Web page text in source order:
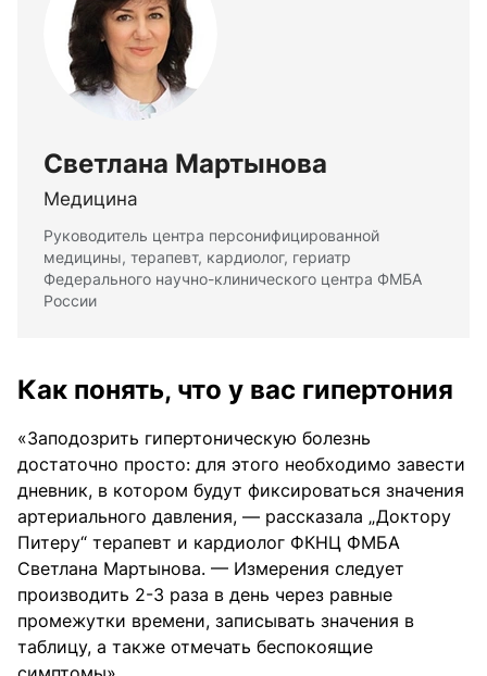
Светлана Мартынова
Медицина
Руководитель центра персонифицированной
медицины, терапевт, кардиолог, гериатр
Федерального научно-клинического центра ФМБА
России
Как понять, что у вас гипертония
«Заподозрить гипертоническую болезнь
достаточно просто: для этого необходимо завести
дневник, в котором будут фиксироваться значения
артериального давления, — рассказала „Доктору
Питеру“ терапевт и кардиолог ФКНЦ ФМБА
Светлана Мартынова. — Измерения следует
производить 2-3 раза в день через равные
промежутки времени, записывать значения в
таблицу, а также отмечать беспокоящие